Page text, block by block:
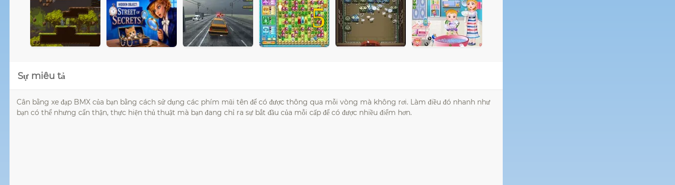
5
Sự miêu tả
Cân bằng xe đạp BMX của bạn bằng cách sử dụng các phím mũi tên để có được thông qua mỗi vòng mà không rơi. Làm điều đó nhanh như
bạn có thể nhưng cẩn thận, thực hiện thủ thuật mà bạn đang chỉ ra sự bắt đầu của mỗi cấp để có được nhiều điểm hơn.